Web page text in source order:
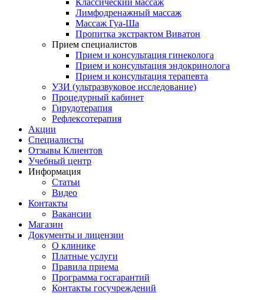
Классический массаж
Лимфодренажный массаж
Массаж Гуа-Ша
Пропитка экстрактом Виватон
Прием специалистов
Прием и консультация гинеколога
Прием и консультация эндокринолога
Прием и консультация терапевта
УЗИ (ультразвуковое исследование)
Процедурный кабинет
Гирудотерапия
Рефлексотерапия
Акции
Специалисты
Отзывы Клиентов
Учебный центр
Информация
Статьи
Видео
Контакты
Вакансии
Магазин
Документы и лицензии
О клинике
Платные услуги
Правила приема
Программа госгарантий
Контакты госучреждений